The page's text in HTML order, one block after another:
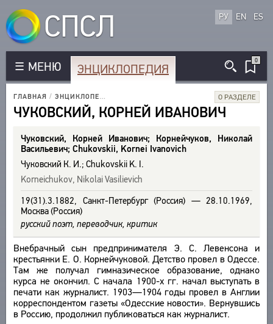
СПСЛ РУ EN ES
МЕНЮ ЭНЦИКЛОПЕДИЯ
0
ГЛАВНАЯ / ЭНЦИКЛОПЕДИЯ ЧУКОВСКИЙ К. И.
О РАЗДЕЛЕ
ЧУКОВСКИЙ, КОРНЕЙ ИВАНОВИЧ
Чуковский, Корней Иванович; Корнейчуков, Николай
Васильевич; Chukovskii, Kornei Ivanovich
Чуковский К. И.; Chukovskii K. I.
Korneichukov, Nikolai Vasilievich
19(31).3.1882, Санкт-Петербург (Россия) — 28.10.1969,
Москва (Россия)
русский поэт, переводчик, критик
Внебрачный сын предпринимателя Э. С. Левенсона и
крестьянки Е. О. Корнейчуковой. Детство провел в Одессе.
Там же получал гимназическое образование, однако
курса не окончил. С начала 1900-х гг. начал выступать в
печати как журналист. 1903—1904 годы провел в Англии
корреспондентом газеты «Одесские новости». Вернувшись
в Россию, продолжил публиковаться как журналист.
КОРПУС
РУССКОЯЗЫЧНЫЕ АВТОРЫ
ИНОЯЗЫЧНЫЕ АВТОРЫ
ИНОЯЗЫЧНЫЕ ПРОИЗВЕДЕНИЯ
МЕТРИКА
СТРОФИКА
ЯЗЫКИ
РЕЧЕВЫЕ ФОРМЫ
ТИПЫ
КОЛИЧЕСТВО ПЕРЕВОДОВ
БИБЛИОТЕКА
ТЕКСТЫ
АВТОРЫ
ПРОИЗВЕДЕНИЯ
ИЗДАНИЯ
ИССЛЕДОВАНИЯ
АВТОРЫ
ПРОИЗВЕДЕНИЯ
ИЗДАНИЯ
БИБЛИОГРАФИЧЕСКИЕ ПУБЛИКАЦИИ
СОСТАВИТЕЛИ
ПРОИЗВЕДЕНИЯ
ИЗДАНИЯ
СЛОВНИК
ВСЕ БИОСПРАВКИ
ПОЭТЫ
ПЕРЕВОДЧИКИ
ИССЛЕДОВАТЕЛИ
ТЕЗАУРУС
СТРУКТУРА
УКАЗАТЕЛЬ ТЕРМИНОВ
ПОИСК
О ПРОЕКТЕ
КРАТКО О ПРОЕКТЕ
ОБРАТНАЯ СВЯЗЬ